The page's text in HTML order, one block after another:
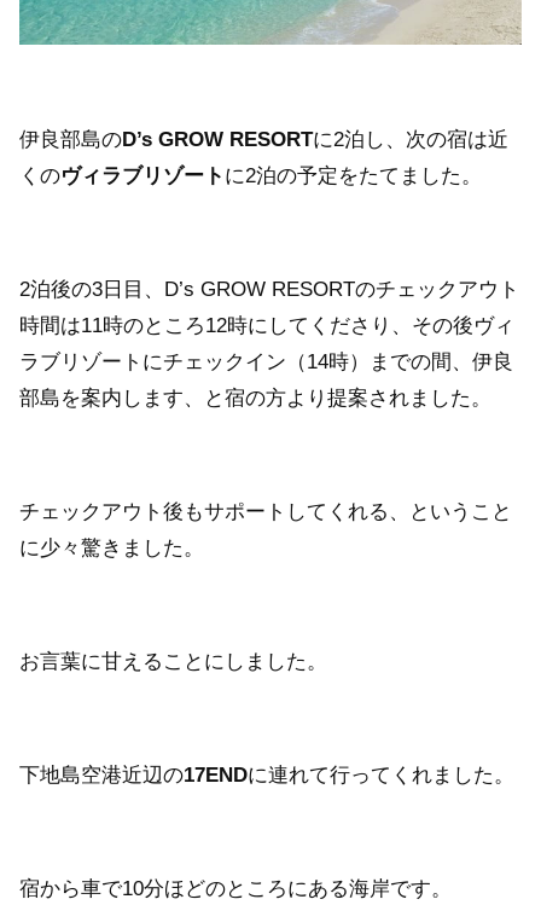
伊良部島のD’s GROW RESORTに2泊し、次の宿は近
くのヴィラブリゾート に2泊の予定をたてました。
2泊後の3日目、D’s GROW RESORTのチェックアウト
時間は11時のところ12時にしてくださり、その後ヴィ
ラブリゾートにチェックイン（14時）までの間、伊良
部島を案内します、と宿の方より提案されました。
チェックアウト後もサポートしてくれる、ということ
に少々驚きました。
お言葉に甘えることにしました。
下地島空港近辺の17ENDに連れて行ってくれました。
宿から車で10分ほどのところにある海岸です。